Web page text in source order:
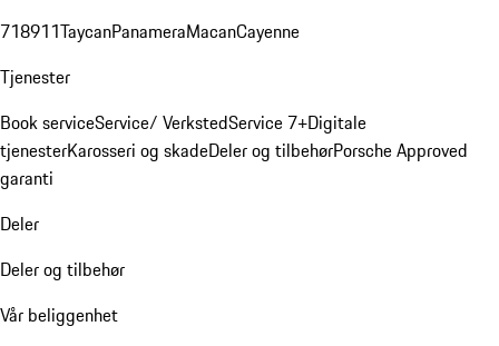
718911TaycanPanameraMacanCayenne
Tjenester
Book serviceService/ VerkstedService 7+Digitale
tjenesterKarosseri og skadeDeler og tilbehørPorsche Approved
garanti
Deler
Deler og tilbehør
Vår beliggenhet